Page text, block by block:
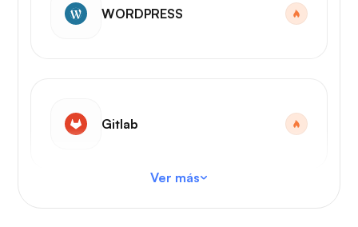
WORDPRESS
Gitlab
Ver más